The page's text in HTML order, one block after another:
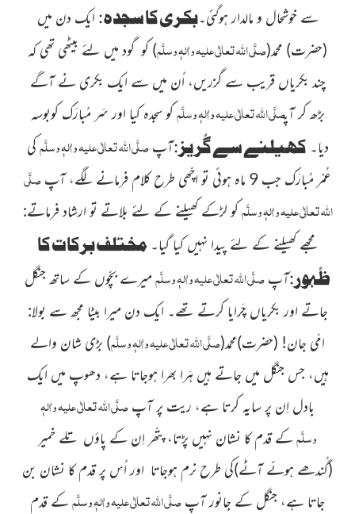
سے خوشحال و مالدار ہوگئی۔بکری کا سجدہ: ایک دن میں
(حضرت) محمد(صلَّی اللہ تعالٰی علیہ واٰلہٖ وسلَّم) کو گود میں لئے بیٹھی تھی کہ
چند بکریاں قریب سے گزریں، اُن میں سے ایک بکری نے آگے
بڑھ کر آپصلَّی اللہ تعالٰی علیہ واٰلہٖ وسلَّمکو سجدہ کیا اور سَر مُبارَک کوبوسہ
دیا۔ کھیلنے سے گُریز:آپصلَّی اللہ تعالٰی علیہ واٰلہٖ وسلَّمکی
عُمْر مُبارَک جب 9 ماہ ہوئی تو اچّھی طرح کلام فرمانے لگے، آپ
صلَّی
اللہ تعالٰی علیہ واٰلہٖ وسلَّمکو لڑکے کھیلنے کے لئے بلاتے تو ارشاد فرماتے:
مجھے کھیلنے کے لئے پیدا نہیں کیا گیا۔ مختلف برکات کا
ظُہور:آپصلَّی اللہ تعالٰی علیہ واٰلہٖ وسلَّممیرے بچّوں کے ساتھ جنگل
جاتے اور بکریاں چَرایا کرتے تھے۔ ایک دن میرا بیٹا مجھ سے بولا:
امّی جان! (حضرت)محمد(صلَّی اللہ تعالٰی علیہ واٰلہٖ وسلَّم)بڑی شان والے
ہیں، جس جنگل میں جاتے ہیں ہَرا بھرا ہوجاتا ہے، دھوپ میں ایک
بادل اِن پر سایہ کرتا ہے، ریت پر آپصلَّی اللہ تعالٰی علیہ واٰلہٖ
وسلَّمکے قدم کا نشان نہیں پڑتا، پتّھر اِن کے پاؤں تلے خمیر
(گُندھے ہوئے آٹے)کی طرح نرم ہوجاتا اور اُس پر قدم کا نشان بن
جاتا ہے، جنگل کے جانور آپصلَّی اللہ تعالٰی علیہ واٰلہٖ وسلَّمکے قدم